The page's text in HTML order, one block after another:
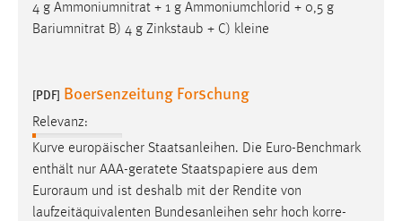
4 g Ammoniumnitrat + 1 g Ammoniumchlorid + 0,5 g
Bariumnitrat B) 4 g Zinkstaub + C) kleine
[PDF] Boersenzeitung Forschung
Relevanz:
Kurve europäischer Staatsanleihen. Die Euro-Benchmark
enthält nur AAA-geratete Staatspapiere aus dem
Euroraum und ist deshalb mit der Rendite von
laufzeitäquivalenten Bundesanleihen sehr hoch korre-